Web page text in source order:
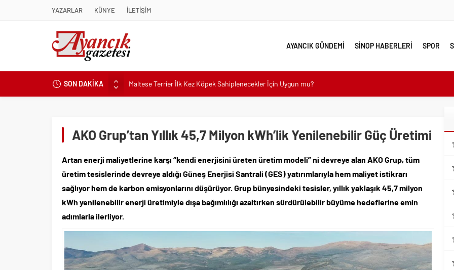
YAZARLAR KÜNYE İLETİŞİM
AYANCIK GÜNDEMİ SİNOP HABERLERİ SPOR
SON DAKİKA
Maltese Terrier İlk Kez Köpek Sahiplenecekler İçin Uygun mu?
Kapadokya Tatilinde Ne Giyilir?
Hastalıktan Ari İşletmelerde Yeni Model Ele Alındı
Kaykay Şampiyonasının Kalbi Osmangazi’de Attı
Didim Belediyesi Üretiyor, Didim Güzelleşiyor
Üsküdar’da Açık Hava Sinema Günleri Nostalji Dolu Klasiklerle Devam Ediyor
Pnömatik Valf Sistemlerinde Verimli Kullanım İpuçları
AKO Grup’tan Yıllık 45,7 Milyon kWh’lik Yenilenebilir Güç Üretimi
Artan enerji maliyetlerine karşı “kendi enerjisini üreten üretim modeli” ni devreye alan AKO Grup, tüm
üretim tesislerinde devreye aldığı Güneş Enerjisi Santrali (GES) yatırımlarıyla hem maliyet istikrarı
sağlıyor hem de karbon emisyonlarını düşürüyor. Grup bünyesindeki tesisler, yıllık yaklaşık 45,7 milyon
kWh yenilenebilir enerji üretimiyle dışa bağımlılığı azaltırken sürdürülebilir büyüme hedeflerine emin
adımlarla ilerliyor.